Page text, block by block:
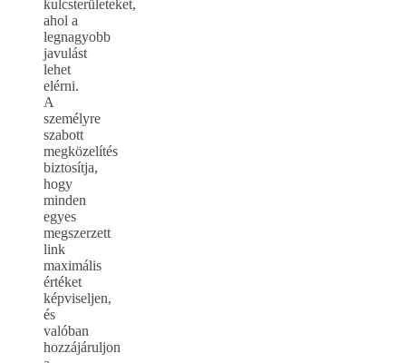
kulcsterületeket,
ahol a
legnagyobb
javulást
lehet
elérni.
A
személyre
szabott
megközelítés
biztosítja,
hogy
minden
egyes
megszerzett
link
maximális
értéket
képviseljen,
és
valóban
hozzájáruljon